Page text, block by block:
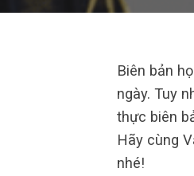
Biên bản
ngày. Tuy
thực biên
Hãy cùng
nhé!